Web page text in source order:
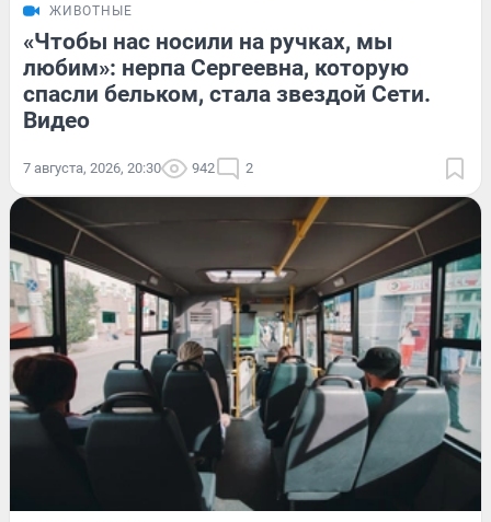
ЖИВОТНЫЕ
«Чтобы нас носили на ручках, мы
любим»: нерпа Сергеевна, которую
спасли бельком, стала звездой Сети.
Видео
7 августа, 2026, 20:30 942 2